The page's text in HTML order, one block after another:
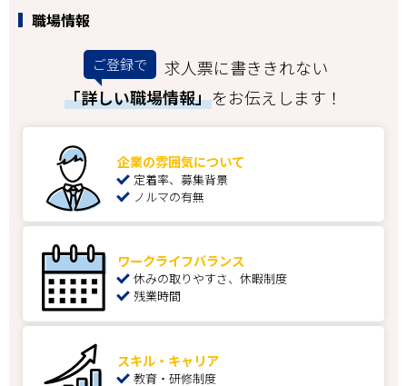
職場情報
ご登録で
求人票に書ききれない
「詳しい職場情報」をお伝えします！
企業の雰囲気について
定着率、募集背景
ノルマの有無
ワークライフバランス
休みの取りやすさ、休暇制度
残業時間
スキル・キャリア
教育・研修制度